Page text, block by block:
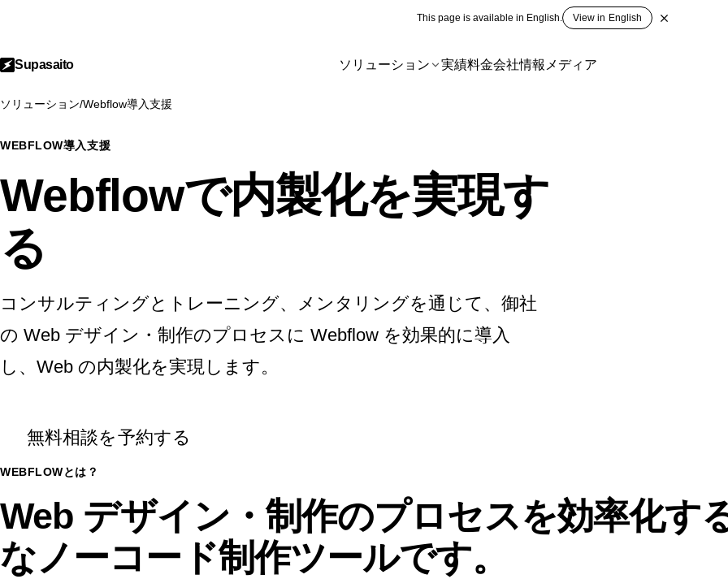
This page is available in English. View in English
Supasaito ソリューション 実績料金会社情報 メディア
ソリューション/Webflow導入支援
WEBFLOW導入支援
Webflowで内製化を実現す
る
コンサルティングとトレーニング、メンタリングを通じて、御社
の Web デザイン・制作のプロセスに Webflow を効果的に導入
し、Web の内製化を実現します。
無料相談を予約する
WEBFLOWとは？
Web デザイン・制作のプロセスを効率化す
なノーコード制作ツールです。